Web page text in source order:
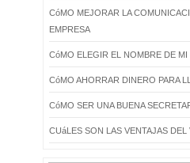
CóMO MEJORAR LA
EMPRESA
CóMO ELEGIR EL NOMBRE DE MI
CóMO AHORRAR DINERO PARA
CóMO SER UNA BUENA
CUáLES SON LAS VENTAJAS